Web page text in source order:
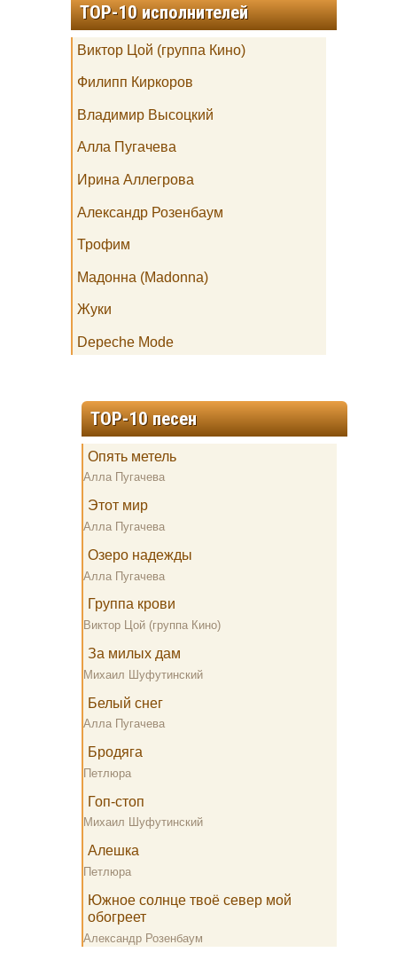
TOP-10 исполнителей
Виктор Цой (группа Кино)
Филипп Киркоров
Владимир Высоцкий
Алла Пугачева
Ирина Аллегрова
Александр Розенбаум
Трофим
Мадонна (Madonna)
Жуки
Depeche Mode
TOP-10 песен
Опять метель
Алла Пугачева
Этот мир
Алла Пугачева
Озеро надежды
Алла Пугачева
Группа крови
Виктор Цой (группа Кино)
За милых дам
Михаил Шуфутинский
Белый снег
Алла Пугачева
Бродяга
Петлюра
Гоп-стоп
Михаил Шуфутинский
Алешка
Петлюра
Южное солнце твоё север мой
обогреет
Александр Розенбаум